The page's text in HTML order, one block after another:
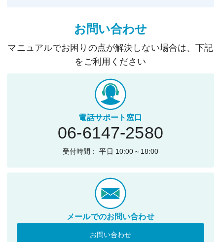
お問い合わせ
マニュアルでお困りの点が解決しない場合は、下記
をご利用ください
電話サポート窓口
06-6147-2580
受付時間： 平日 10:00～18:00
メールでのお問い合わせ
お問い合わせ